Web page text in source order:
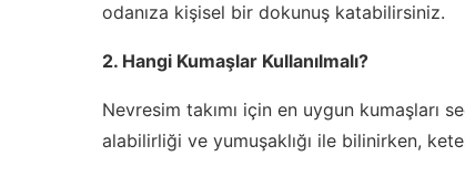
odanıza kişisel bir dokunuş katabilirsiniz.
2. Hangi Kumaşlar Kullanılmalı?
Nevresim takımı için en uygun kumaşları
alabilirliği ve yumuşaklığı ile bilinirken,